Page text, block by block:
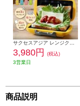
3,980円
(税込)
3営業日
商品説明